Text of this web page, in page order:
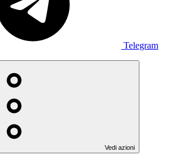
Telegram
Vedi azioni